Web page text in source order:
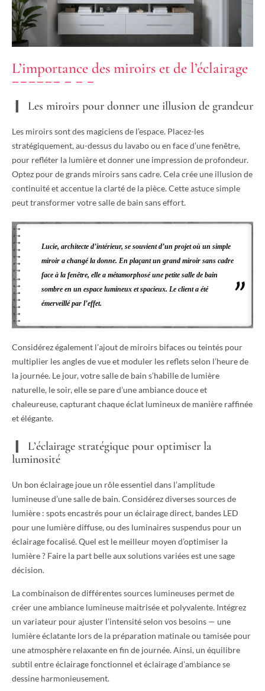
L’importance des miroirs et de l’éclairage
Les miroirs pour donner une illusion de grandeur
Les miroirs sont des magiciens de l’espace. Placez-les
stratégiquement, au-dessus du lavabo ou en face d’une fenêtre,
pour refléter la lumière et donner une impression de profondeur.
Optez pour de grands miroirs sans cadre. Cela crée une illusion de
continuité et accentue la clarté de la pièce. Cette astuce simple
peut transformer votre salle de bain sans effort.
Lucie, architecte d’intérieur, se souvient d’un projet où un simple
miroir a changé la donne. En plaçant un grand miroir sans cadre
face à la fenêtre, elle a métamorphosé une petite salle de bain
sombre en un espace lumineux et spacieux. Le client a été
émerveillé par l’effet.
Considérez également l’ajout de miroirs bifaces ou teintés pour
multiplier les angles de vue et moduler les reflets selon l’heure de
la journée. Le jour, votre salle de bain s’habille de lumière
naturelle, le soir, elle se pare d’une ambiance douce et
chaleureuse, capturant chaque éclat lumineux de manière raffinée
et élégante.
L’éclairage stratégique pour optimiser la
luminosité
Un bon éclairage joue un rôle essentiel dans l’amplitude
lumineuse d’une salle de bain. Considérez diverses sources de
lumière : spots encastrés pour un éclairage direct, bandes LED
pour une lumière diffuse, ou des luminaires suspendus pour un
éclairage focalisé. Quel est le meilleur moyen d’optimiser la
lumière ? Faire la part belle aux solutions variées est une sage
décision.
La combinaison de différentes sources lumineuses permet de
créer une ambiance lumineuse maitrisée et polyvalente. Intégrez
un variateur pour ajuster l’intensité selon vos besoins — une
lumière éclatante lors de la préparation matinale ou tamisée pour
une atmosphère relaxante en fin de journée. Ainsi, un équilibre
subtil entre éclairage fonctionnel et éclairage d’ambiance se
dessine harmonieusement.